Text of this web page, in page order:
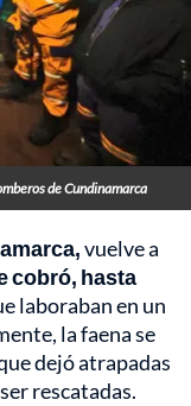
de Cundinamarca
vuelve a
cobró, hasta
laboraban en un
la faena se
dejó atrapadas
rescatadas.